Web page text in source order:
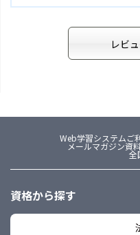
レビ
Web学習システムご
メールマガジン資
全
資格から探す